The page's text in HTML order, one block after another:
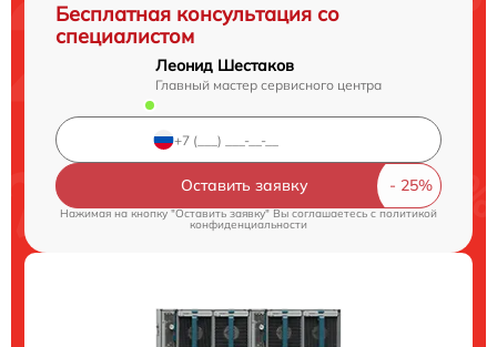
Бесплатная консультация со
специалистом
Леонид Шестаков
Главный мастер сервисного центра
Оставить заявку
Нажимая на кнопку "Оставить заявку" Вы соглашаетесь cполитикой
конфиденциальности